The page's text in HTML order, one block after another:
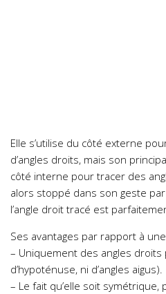
Elle s’utilise du côté externe
d’angles droits, mais son
côté interne pour tracer des
alors stoppé dans son geste par
l’angle droit tracé est
Ses avantages par rapport à
– Uniquement des angles droits
d’hypoténuse, ni d’angles aigus).
– Le fait qu’elle soit